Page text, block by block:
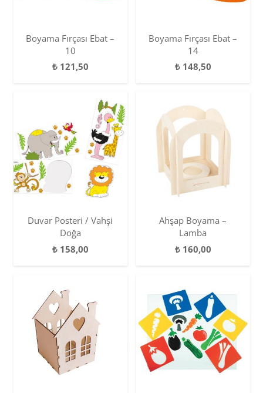
Boyama Fırçası Ebat –
10
₺121,50
Boyama Fırçası Ebat –
14
₺148,50
Duvar Posteri / Vahşi
Doğa
₺158,00
Ahşap Boyama –
Lamba
₺160,00